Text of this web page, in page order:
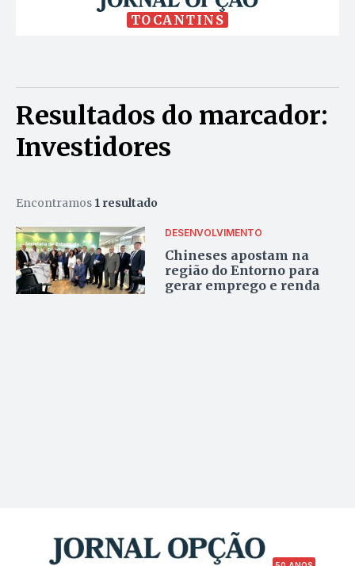
TOCANTINS
Resultados do marcador:
Investidores
Encontramos 1 resultado
DESENVOLVIMENTO
Chineses apostam na
região do Entorno para
gerar emprego e renda